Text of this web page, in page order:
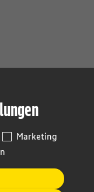
Marketing